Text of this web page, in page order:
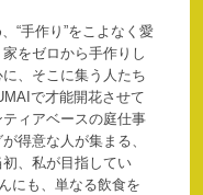
“手作り”をこよなく愛
をゼロから手作りし
、そこに集う人たち
で才能開花させて
ィアベースの庭仕事
得意な人が集まる、
、私が目指してい
にも、単なる飲食を